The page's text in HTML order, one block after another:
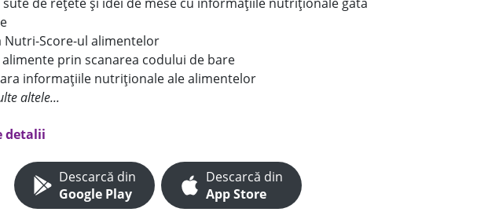
Nutri-Score-ul alimentelor
prin scanarea codului de bare
informațiile nutriționale ale alimentelor
altele...
detalii
Descarcă din
Google Play
Descarcă din
App Store